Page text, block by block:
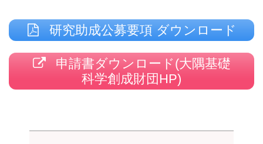
研究助成公募要項 ダウンロード
申請書ダウンロード(大隅基礎
科学創成財団HP)